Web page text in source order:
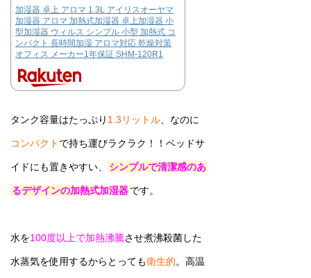
加湿器 卓上 アロマ 1.3L アイリスオーヤマ
加湿器 アロマ 加熱式加湿器 卓上加湿器 小
型加湿器 ウィルス シンプル 小型 加熱式 コ
ンパクト 長時間加湿 アロマ対応 乾燥対策
オフィス メーカー1年保証 SHM-120R1
タンク容量はたっぷり 1.3リットル、なのに
コンパクト で持ち運びラクラク！！ベッドサ
イドにも置きやすい、 シンプルで清潔感のあ
るデザインの加熱式加湿器です。
水を100度以上で加熱沸騰させ煮沸殺菌した
水蒸気を使用するからとっても衛生的。高温